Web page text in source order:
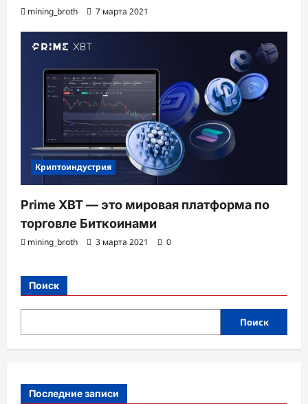
mining_broth 7 марта 2021
Криптоиндустрия
Prime XBT — это мировая платформа по
торговле Биткоинами
mining_broth 3 марта 2021 0
Поиск
Поиск
Последние записи